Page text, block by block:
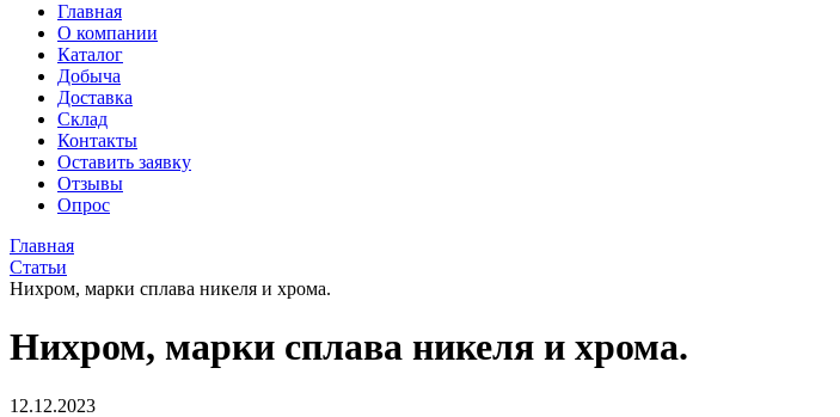
Главная
О компании
Каталог
Добыча
Доставка
Склад
Контакты
Оставить заявку
Отзывы
Опрос
Главная
Статьи
Нихром, марки сплава никеля и хрома.
Нихром, марки сплава никеля и хрома.
12.12.2023